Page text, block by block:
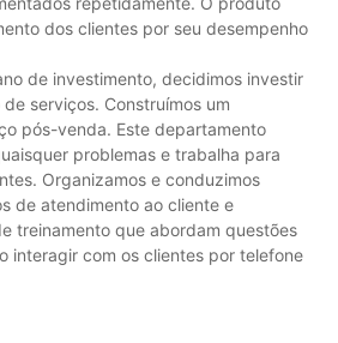
dos clientes por seu desempenho
de investimento, decidimos investir
serviços. Construímos um
pós-venda. Este departamento
problemas e trabalha para
Organizamos e conduzimos
de atendimento ao cliente e
treinamento que abordam questões
interagir com os clientes por telefone